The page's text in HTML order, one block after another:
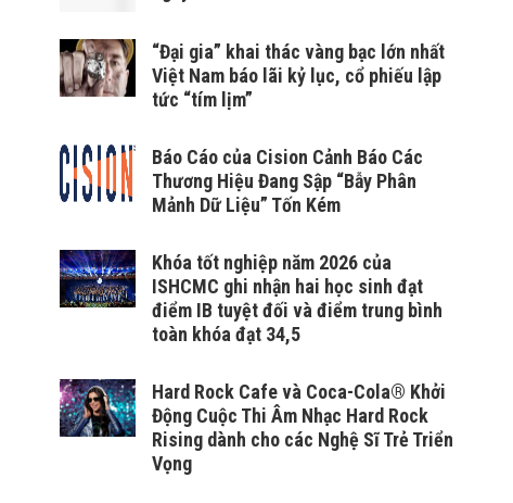
“Đại gia” khai thác vàng bạc lớn nhất
Việt Nam báo lãi kỷ lục, cổ phiếu lập
tức “tím lịm”
Báo Cáo của Cision Cảnh Báo Các
Thương Hiệu Đang Sập “Bẫy Phân
Mảnh Dữ Liệu” Tốn Kém
Khóa tốt nghiệp năm 2026 của
ISHCMC ghi nhận hai học sinh đạt
điểm IB tuyệt đối và điểm trung bình
toàn khóa đạt 34,5
Hard Rock Cafe và Coca-Cola® Khởi
Động Cuộc Thi Âm Nhạc Hard Rock
Rising dành cho các Nghệ Sĩ Trẻ Triển
Vọng